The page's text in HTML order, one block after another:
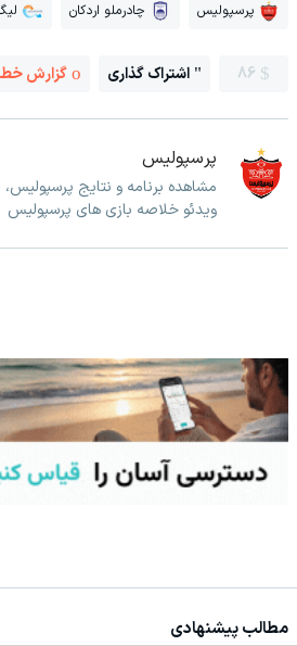
پرسپولیس چادرملو اردکان
86 اشتراک گذاری گزارش
پرسپولیس
مشاهده برنامه و نتایج
ویدئو خلاصه بازی های پرسپولیس
مطالب پیشنهادی